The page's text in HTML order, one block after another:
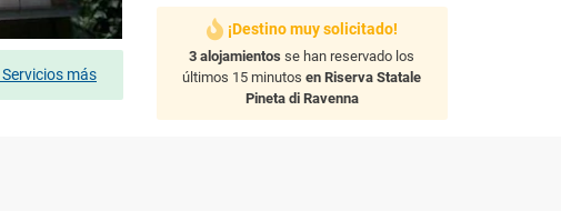
más
¡Destino muy solicitado!
3 alojamientos se han reservado los
últimos 15 minutosen Riserva Statale
Pineta di Ravenna